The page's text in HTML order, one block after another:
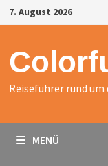
Zurück
zum
7. August 2026
Reiseführer rund um
MENÜ